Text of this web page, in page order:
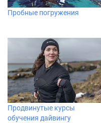
Пробные погружения
Продвинутые курсы
обучения дайвингу